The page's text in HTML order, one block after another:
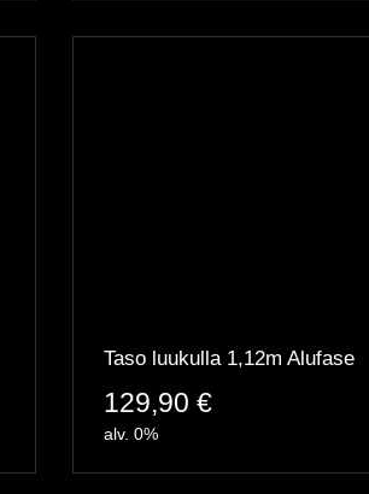
Taso luukulla 1,12m Alufase
129,90 €
alv. 0%